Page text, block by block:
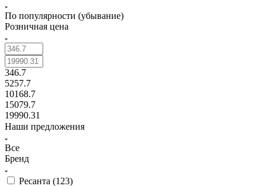
По популярности (убывание)
Розничная цена
346.7
5257.7
10168.7
15079.7
19990.31
Наши предложения
Все
Бренд
Ресанта (123)